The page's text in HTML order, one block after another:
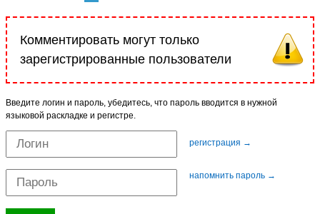
Комментировать могут только
зарегистрированные пользователи
Введите логин и пароль, убедитесь, что пароль вводится в нужной
языковой раскладке и регистре.
регистрация →
напомнить пароль →